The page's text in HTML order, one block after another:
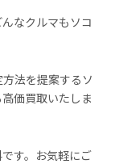
なクルマもソコ
法を提案するソ
価買取いたしま
す。お気軽にご